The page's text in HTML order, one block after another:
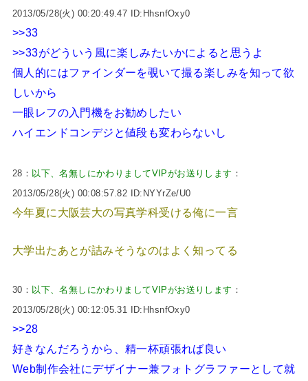
2013/05/28(火) 00:20:49.47 ID:HhsnfOxy0
>>33
>>33がどういう風に楽しみたいかによると思うよ
個人的にはファインダーを覗いて撮る楽しみを知って欲
しいから
一眼レフの入門機をお勧めしたい
ハイエンドコンデジと値段も変わらないし
28： 以下、名無しにかわりましてVIPがお送りします ：
2013/05/28(火) 00:08:57.82 ID:NYYrZe/U0
今年夏に大阪芸大の写真学科受ける俺に一言
大学出たあとが詰みそうなのはよく知ってる
30： 以下、名無しにかわりましてVIPがお送りします ：
2013/05/28(火) 00:12:05.31 ID:HhsnfOxy0
>>28
好きなんだろうから、精一杯頑張れば良い
Web制作会社にデザイナー兼フォトグラファーとして就